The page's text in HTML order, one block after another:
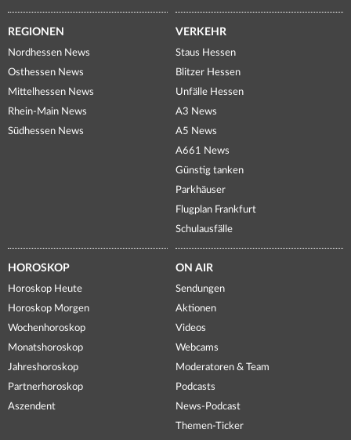
REGIONEN
Nordhessen News
Osthessen News
Mittelhessen News
Rhein-Main News
Südhessen News
VERKEHR
Staus Hessen
Blitzer Hessen
Unfälle Hessen
A3 News
A5 News
A661 News
Günstig tanken
Parkhäuser
Flugplan Frankfurt
Schulausfälle
HOROSKOP
Horoskop Heute
Horoskop Morgen
Wochenhoroskop
Monatshoroskop
Jahreshoroskop
Partnerhoroskop
Aszendent
ON AIR
Sendungen
Aktionen
Videos
Webcams
Moderatoren & Team
Podcasts
News-Podcast
Themen-Ticker